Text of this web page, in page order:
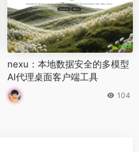
nexu：本地数据安全的多模型
AI代理桌面客户端工具
104